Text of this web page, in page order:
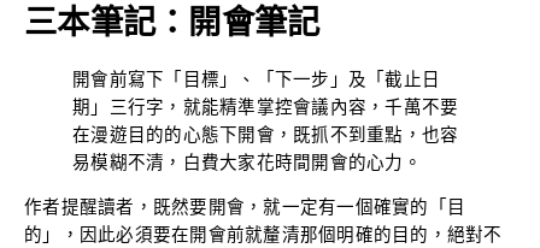
三本筆記：開會筆記
開會前寫下「目標」、「下一步」及「截止日
期」三行字，就能精準掌控會議內容，千萬不要
在漫遊目的的心態下開會，既抓不到重點，也容
易模糊不清，白費大家花時間開會的心力。
作者提醒讀者，既然要開會，就一定有一個確實的「目
的」，因此必須要在開會前就釐清那個明確的目的，絕對不